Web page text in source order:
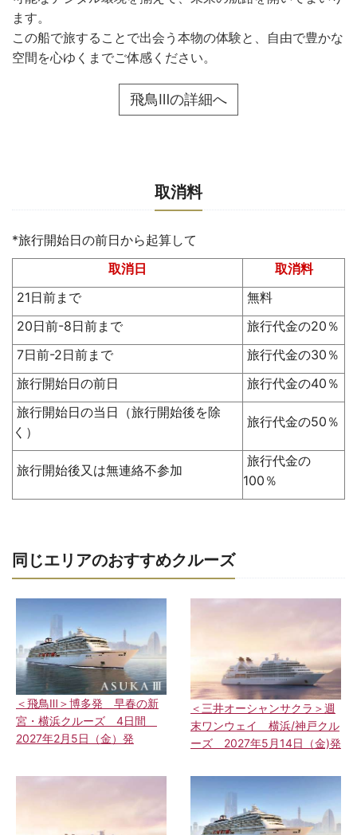
ます。
この船で旅することで出会う本物の体験と、自由で豊かな
空間を心ゆくまでご体感ください。
飛鳥Ⅲの詳細へ
取消料
*旅行開始日の前日から起算して
取消日
取消料
21日前まで
無料
20日前-8日前まで
旅行代金の20％
7日前-2日前まで
旅行代金の30％
旅行開始日の前日
旅行代金の40％
旅行開始日の当日（旅行開始後を除
く）
旅行代金の50％
旅行開始後又は無連絡不参加
旅行代金の
100％
同じエリアのおすすめクルーズ
＜飛鳥Ⅲ＞博多発 早春の新
宮・横浜クルーズ 4日間
2027年2月5日（金）発
＜三井オーシャンサクラ＞週
末ワンウェイ 横浜/神戸クル
ーズ 2027年5月14日（金)発